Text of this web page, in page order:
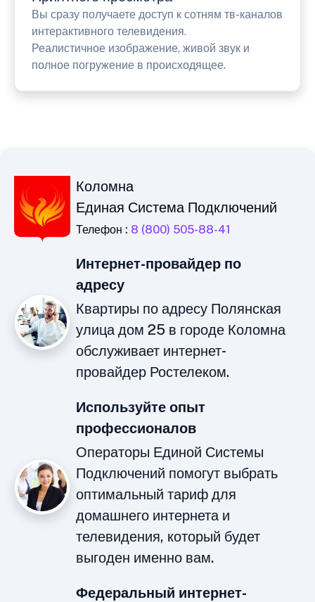
Вы сразу получаете доступ к сотням тв-каналов
интерактивного телевидения.
Реалистичное изображение, живой звук и
полное погружение в происходящее.
Коломна
Единая Система Подключений
Телефон : 8 (800) 505-88-41
Интернет-провайдер по
адресу
Квартиры по адресу Полянская
улица дом 25 в городе Коломна
обслуживает интернет-
провайдер Ростелеком.
Используйте опыт
профессионалов
Операторы Единой Системы
Подключений помогут выбрать
оптимальный тариф для
домашнего интернета и
телевидения, который будет
выгоден именно вам.
Федеральный интернет-